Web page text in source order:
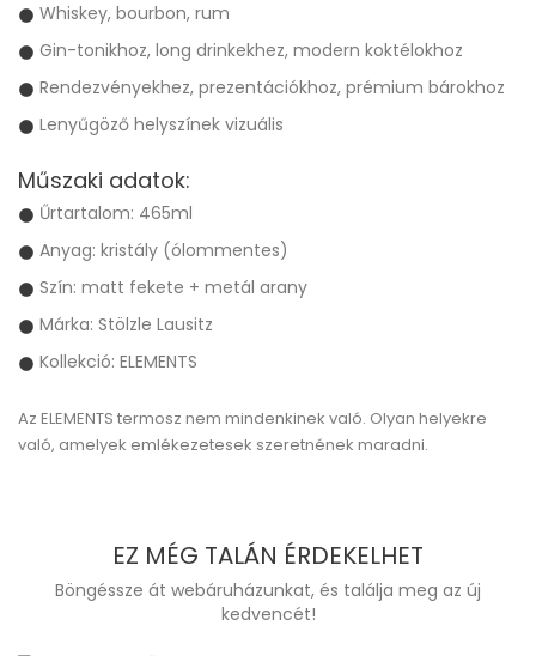
Whiskey, bourbon, rum
Gin-tonikhoz, long drinkekhez, modern koktélokhoz
Rendezvényekhez, prezentációkhoz, prémium bárokhoz
Lenyűgöző helyszínek vizuális
Műszaki adatok:
Űrtartalom: 465ml
Anyag: kristály (ólommentes)
Szín: matt fekete + metál arany
Márka: Stölzle Lausitz
Kollekció: ELEMENTS
Az ELEMENTS termosz nem mindenkinek való. Olyan helyekre
való, amelyek emlékezetesek szeretnének maradni.
EZ MÉG TALÁN ÉRDEKELHET
Böngéssze át webáruházunkat, és találja meg az új
kedvencét!